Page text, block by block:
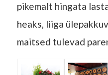
pikemalt hingata
heaks, liiga
maitsed tulevad